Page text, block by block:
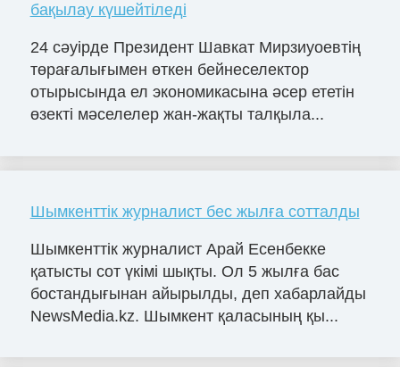
бақылау күшейтіледі
24 сәуірде Президент Шавкат Мирзиyоевтің
төрағалығымен өткен бейнеселектор
отырысында ел экономикасына әсер ететін
өзекті мәселелер жан-жақты талқыла...
Шымкенттік журналист бес жылға сотталды
Шымкенттік журналист Арай Есенбекке
қатысты сот үкімі шықты. Ол 5 жылға бас
бостандығынан айырылды, деп хабарлайды
NewsMedia.kz. Шымкент қаласының қы...